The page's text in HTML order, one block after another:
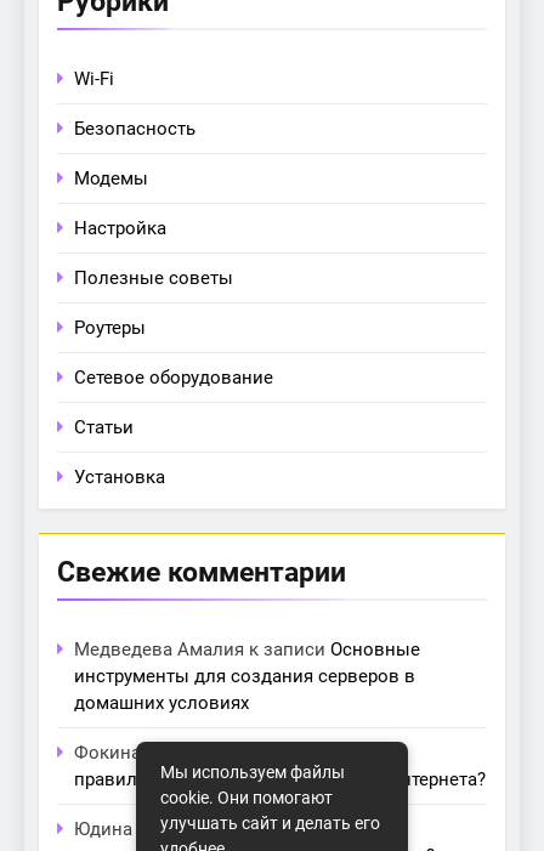
Wi-Fi
Безопасность
Модемы
Настройка
Полезные советы
Роутеры
Сетевое оборудование
Статьи
Установка
Свежие комментарии
Медведева Амалия к записи Основные
инструменты для создания серверов в
домашних условиях
Фокина Нева
правильный модем для домашнего интернета?
Юдина Ивонак записи Проблемы с
Мы используем файлы
cookie. Они помогают
улучшать сайт и делать его